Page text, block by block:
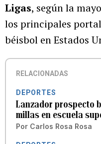
Ligas, según la
los principales
béisbol en Estados
RELACIONADAS
DEPORTES
Lanzador prospecto
millas en escuela
Por Carlos Rosa Rosa